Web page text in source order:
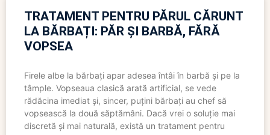
TRATAMENT PENTRU PĂRUL CĂRUNT
LA BĂRBAȚI: PĂR ȘI BARBĂ, FĂRĂ
VOPSEA
Firele albe la bărbați apar adesea întâi în barbă și pe la
tâmple. Vopseaua clasică arată artificial, se vede
rădăcina imediat și, sincer, puțini bărbați au chef să
vopsească la două săptămâni. Dacă vrei o soluție mai
discretă și mai naturală, există un tratament pentru